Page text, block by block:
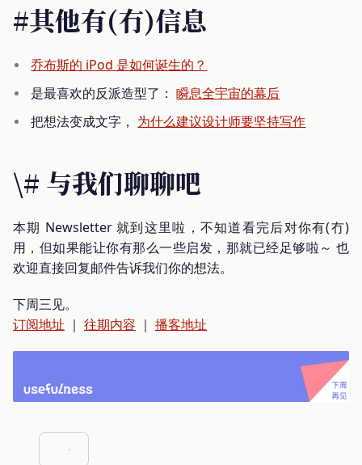
#其他有(冇)信息
乔布斯的 iPod 是如何诞生的？
是最喜欢的反派造型了：瞬息全宇宙的幕后
把想法变成文字， 为什么建议设计师要坚持写作
\# 与我们聊聊吧
本期 Newsletter 就到这里啦，不知道看完后对你有(冇)
用，但如果能让你有那么一些启发，那就已经足够啦～ 也
欢迎直接回复邮件告诉我们你的想法。
下周三见。
订阅地址 ｜ 往期内容 ｜ 播客地址